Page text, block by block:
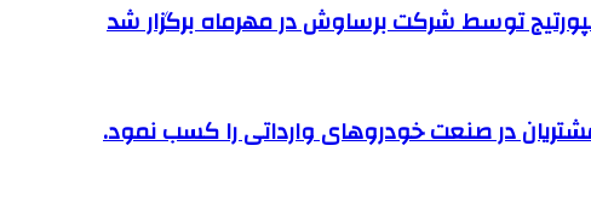
توسط شرکت برساوش در مهرماه برگزار شد
در صنعت خودروهای وارداتی را کسب نمود.